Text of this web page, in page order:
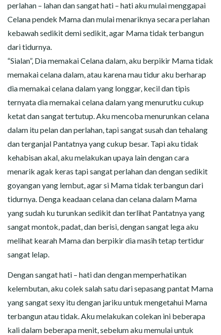
perlahan – lahan dan sangat hati – hati aku mulai menggapai
Celana pendek Mama dan mulai menariknya secara perlahan
kebawah sedikit demi sedikit, agar Mama tidak terbangun
dari tidurnya.
“Sialan”, Dia memakai Celana dalam, aku berpikir Mama tidak
memakai celana dalam, atau karena mau tidur aku berharap
dia memakai celana dalam yang longgar, kecil dan tipis
ternyata dia memakai celana dalam yang menurutku cukup
ketat dan sangat tertutup. Aku mencoba menurunkan celana
dalam itu pelan dan perlahan, tapi sangat susah dan tehalang
dan terganjal Pantatnya yang cukup besar. Tapi aku tidak
kehabisan akal, aku melakukan upaya lain dengan cara
menarik agak keras tapi sangat perlahan dan dengan sedikit
goyangan yang lembut, agar si Mama tidak terbangun dari
tidurnya. Denga keadaan celana dan celana dalam Mama
yang sudah ku turunkan sedikit dan terlihat Pantatnya yang
sangat montok, padat, dan berisi, dengan sangat lega aku
melihat kearah Mama dan berpikir dia masih tetap tertidur
sangat lelap.
Dengan sangat hati – hati dan dengan memperhatikan
kelembutan, aku colek salah satu dari sepasang pantat Mama
yang sangat sexy itu dengan jariku untuk mengetahui Mama
terbangun atau tidak. Aku melakukan colekan ini beberapa
kali dalam beberapa menit, sebelum aku memulai untuk